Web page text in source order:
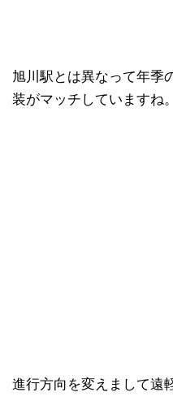
旭川駅とは異なって年季
装がマッチしていますね。
進行方向を変えまして遠